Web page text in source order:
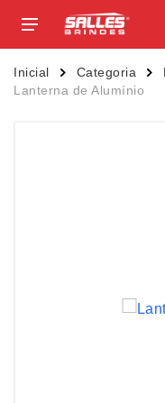
Inicial Categoria
Lanterna de Alumínio